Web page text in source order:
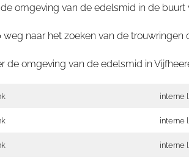
omgeving van de edelsmid in de buurt
naar het zoeken van de trouwringen
de omgeving van de edelsmid in
interne
interne
interne